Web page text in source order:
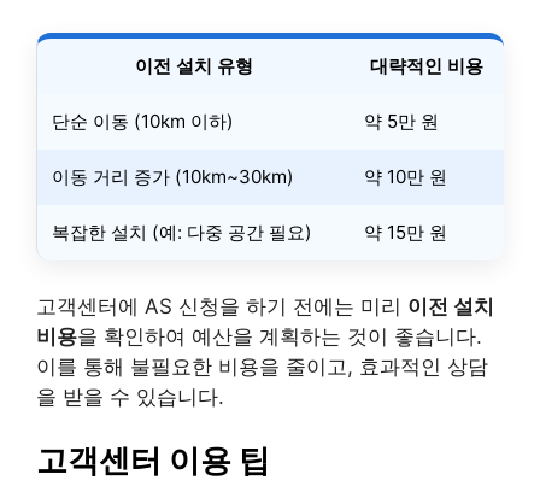
이전 설치 유형 대략적인 비용
단순 이동 (10km 이하) 약 5만 원
이동 거리 증가 (10km~30km) 약 10만 원
복잡한 설치 (예: 다중 공간 필요) 약 15만 원
고객센터에 AS 신청을 하기 전에는 미리 이전 설치
비용을 확인하여 예산을 계획하는 것이 좋습니다.
이를 통해 불필요한 비용을 줄이고, 효과적인 상담
을 받을 수 있습니다.
고객센터 이용 팁